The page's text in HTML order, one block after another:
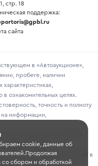
стр. 18
поддержка:
сайта
в «Автоаукционе»,
пробеге, наличии
в ознакомительных целях.
точность и полноту
информации,
проверять
в торгах.
является публичной офертой в
cookie, данные об
со сбором и обработкой